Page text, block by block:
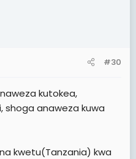
#30
kutokea,
shoga anaweza kuwa
kwetu(Tanzania) kwa